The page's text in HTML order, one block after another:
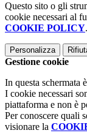
Questo sito o gli
cookie necessari al
COOKIE POLICY.
Personalizza
Gestione cookie
In questa schermata
I cookie necessari
piattaforma e non è
Per conoscere quali
visionare la